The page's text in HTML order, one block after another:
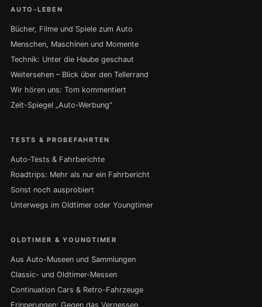
AUTO-LEBEN
Bücher, Filme und Spiele zum Auto
Menschen, Maschinen und Momente
Technik: Unter die Haube geschaut
Weitersehen – Blick über den Tellerrand
Wir hören uns: Tom kommentiert
Zeit-Spiegel „Auto-Werbung“
TESTS & PROBEFAHRTEN
Auto-Tests & Fahrberichte
Roadtrips: Mehr als nur ein Fahrbericht
Sonst noch ausprobiert
Unterwegs im Oldtimer oder Youngtimer
OLDTIMER & YOUNGTIMER
Aus Auto-Museen und Sammlungen
Classic- und Oldtimer-Messen
Continuation Cars & Retro-Fahrzeuge
Erinnerungen: Gegen das Vergessen